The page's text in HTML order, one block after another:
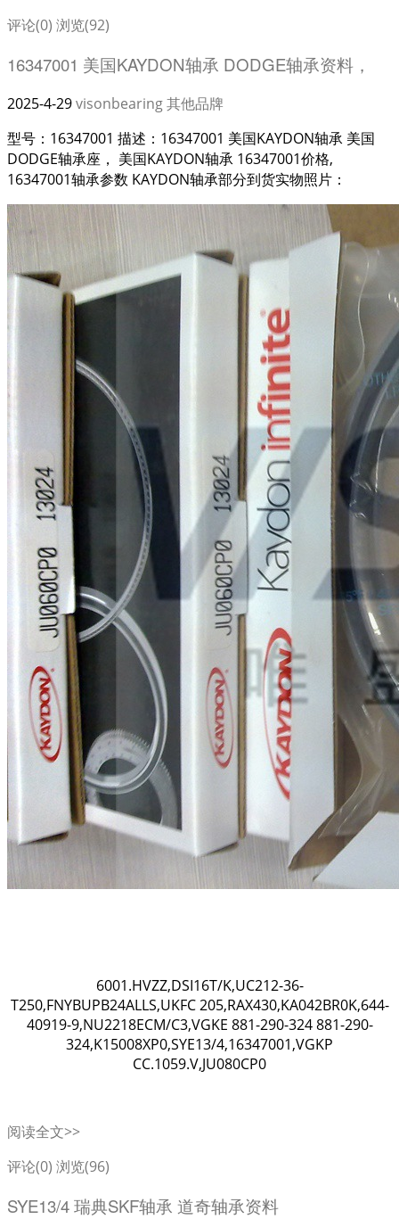
评论(0) 浏览(92)
16347001 美国KAYDON轴承 DODGE轴承资料，
2025-4-29visonbearing其他品牌
型号：16347001 描述：16347001 美国KAYDON轴承 美国
DODGE轴承座， 美国KAYDON轴承 16347001价格,
16347001轴承参数 KAYDON轴承部分到货实物照片：
6001.HVZZ,DSI16T/K,UC212-36-
T250,FNYBUPB24ALLS,UKFC 205,RAX430,KA042BR0K,644-
40919-9,NU2218ECM/C3,VGKE 881-290-324 881-290-
324,K15008XP0,SYE13/4,16347001,VGKP
CC.1059.V,JU080CP0
阅读全文>>
评论(0) 浏览(96)
SYE13/4 瑞典SKF轴承 道奇轴承资料